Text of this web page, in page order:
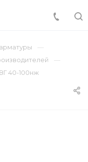
40-100нж